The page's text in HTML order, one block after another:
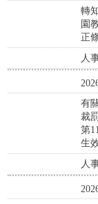
轉
園
正
人
有
裁
第
生
人